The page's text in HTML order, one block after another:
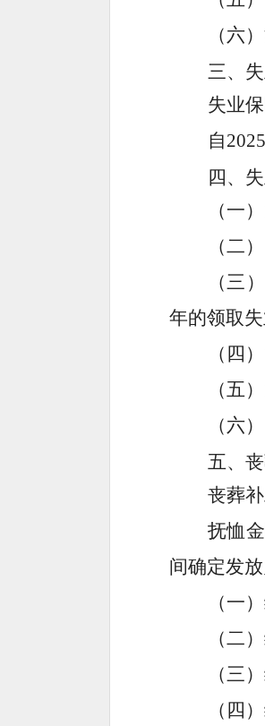
（六
三、
失业
自
四、
（一
（二
（三）
年的领取
（四）
（五
（六
五、
丧葬
抚恤
间确定发放
（一
（二
（三
（四